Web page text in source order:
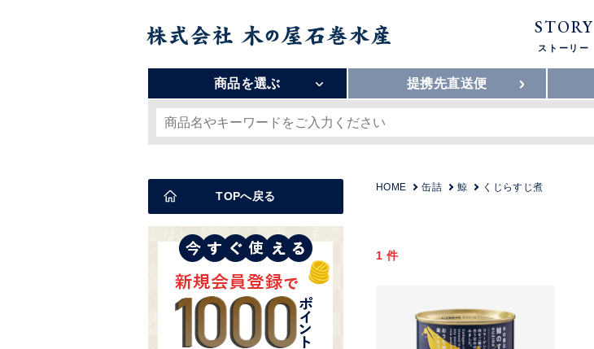
STORY
ストーリー
商品を選ぶ 提携先直送便
HOME 缶詰 鯨 くじらすじ煮
1 件
TOPへ戻る